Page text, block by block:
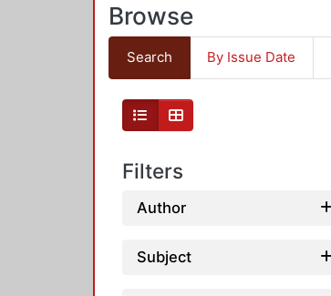
Browse
Search By Issue Date
Filters
Author
Subject